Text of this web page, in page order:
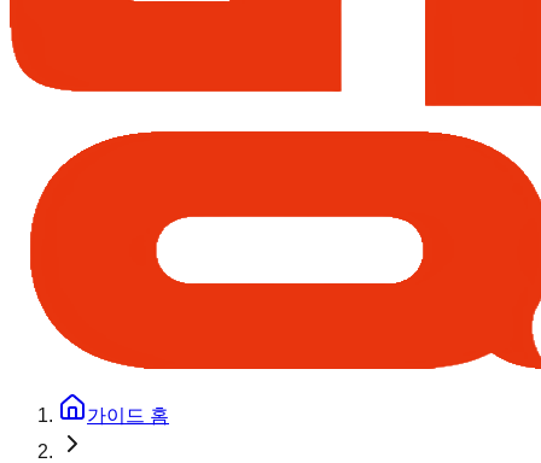
가이드 홈